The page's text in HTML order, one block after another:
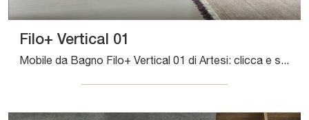
Filo+ Vertical 01
Mobile da Bagno Filo+ Vertical 01 di Artesi: clicca e scopri di più su mobili bagno sospesi in laccato opaco e elementi accessori della firma.